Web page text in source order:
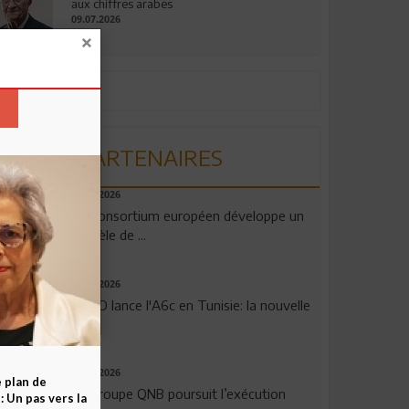
aux chiffres arabes
09.07.2026
PARTENAIRES
06.08.2026
Un consortium européen développe un
modèle de ...
04.08.2026
OPPO lance l'A6c en Tunisie: la nouvelle
...
29.07.2026
Le Groupe QNB poursuit l’exécution
plan de
Un pas vers la